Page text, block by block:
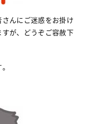
んにご迷惑をお掛け
が、どうぞご容赦下